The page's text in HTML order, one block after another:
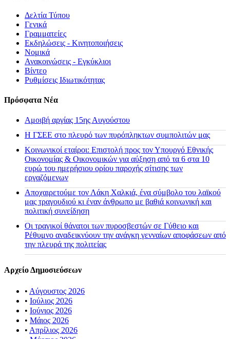
Δελτία Τύπου
Γενικά
Γραμματείες
Εκδηλώσεις - Κινητοποιήσεις
Νομικά
Ανακοινώσεις - Εγκύκλιοι
Βίντεο
Ρυθμίσεις Ιδιωτικότητας
Πρόσφατα Νέα
Αμοιβή αργίας 15ης Αυγούστου
H ΓΣΕΕ στο πλευρό των πυρόπληκτων συμπολιτών μας
Κοινωνικοί εταίροι: Επιστολή προς τον Υπουργό Εθνικής
Οικονομίας & Οικονομικών για αύξηση από τα 6 στα 10
ευρώ του ημερήσιου ορίου παροχής σίτισης των
εργαζόμενων
Αποχαιρετούμε τον Λάκη Χαλκιά, ένα σύμβολο του λαϊκού
μας τραγουδιού κι έναν άνθρωπο με βαθιά κοινωνική και
πολιτική συνείδηση
Οι τραγικοί θάνατοι των πυροσβεστών σε Γύθειο και
Ρέθυμνο αναδεικνύουν την ανάγκη γενναίων αποφάσεων από
την πλευρά της πολιτείας
Αρχείο Δημοσιεύσεων
• Αύγουστος 2026
• Ιούλιος 2026
• Ιούνιος 2026
• Μάιος 2026
• Απρίλιος 2026